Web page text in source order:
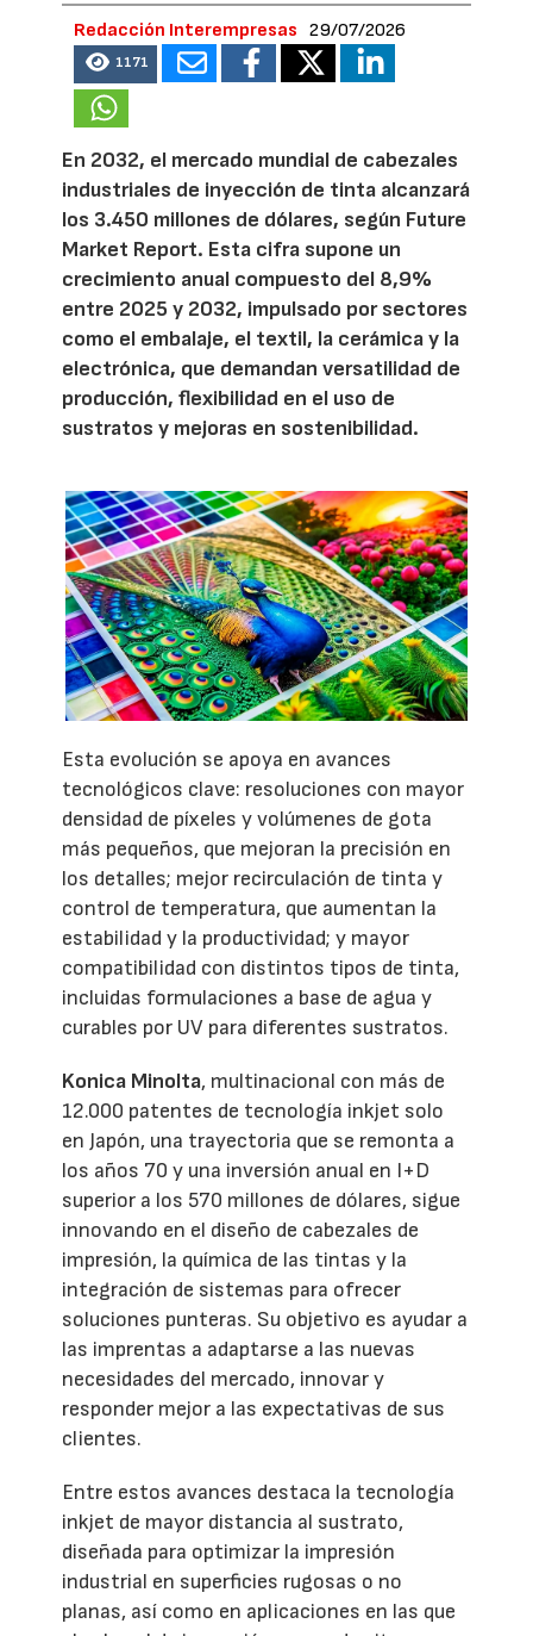
Redacción Interempresas 29/07/2026
1171
En 2032, el mercado mundial de cabezales
industriales de inyección de tinta alcanzará
los 3.450 millones de dólares, según Future
Market Report. Esta cifra supone un
crecimiento anual compuesto del 8,9%
entre 2025 y 2032, impulsado por sectores
como el embalaje, el textil, la cerámica y la
electrónica, que demandan versatilidad de
producción, flexibilidad en el uso de
sustratos y mejoras en sostenibilidad.
Esta evolución se apoya en avances
tecnológicos clave: resoluciones con mayor
densidad de píxeles y volúmenes de gota
más pequeños, que mejoran la precisión en
los detalles; mejor recirculación de tinta y
control de temperatura, que aumentan la
estabilidad y la productividad; y mayor
compatibilidad con distintos tipos de tinta,
incluidas formulaciones a base de agua y
curables por UV para diferentes sustratos.
Konica Minolta, multinacional con más de
12.000 patentes de tecnología inkjet solo
en Japón, una trayectoria que se remonta a
los años 70 y una inversión anual en I+D
superior a los 570 millones de dólares, sigue
innovando en el diseño de cabezales de
impresión, la química de las tintas y la
integración de sistemas para ofrecer
soluciones punteras. Su objetivo es ayudar a
las imprentas a adaptarse a las nuevas
necesidades del mercado, innovar y
responder mejor a las expectativas de sus
clientes.
Entre estos avances destaca la tecnología
inkjet de mayor distancia al sustrato,
diseñada para optimizar la impresión
industrial en superficies rugosas o no
planas, así como en aplicaciones en las que